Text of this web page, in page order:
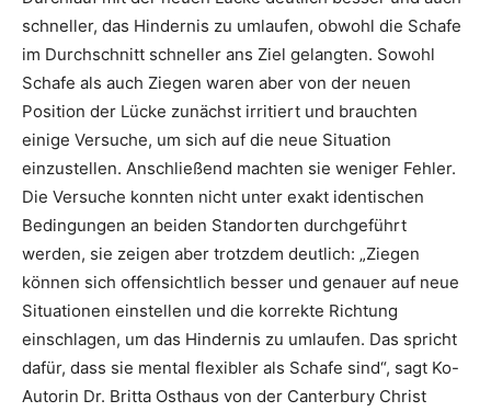
schneller, das Hindernis zu umlaufen, obwohl die Schafe
im Durchschnitt schneller ans Ziel gelangten. Sowohl
Schafe als auch Ziegen waren aber von der neuen
Position der Lücke zunächst irritiert und brauchten
einige Versuche, um sich auf die neue Situation
einzustellen. Anschließend machten sie weniger Fehler.
Die Versuche konnten nicht unter exakt identischen
Bedingungen an beiden Standorten durchgeführt
werden, sie zeigen aber trotzdem deutlich: „Ziegen
können sich offensichtlich besser und genauer auf neue
Situationen einstellen und die korrekte Richtung
einschlagen, um das Hindernis zu umlaufen. Das spricht
dafür, dass sie mental flexibler als Schafe sind“, sagt Ko-
Autorin Dr. Britta Osthaus von der Canterbury Christ